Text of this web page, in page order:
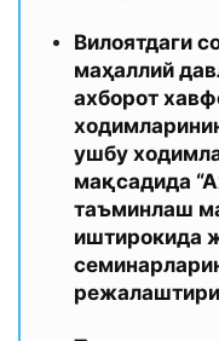
Вилоятдаги
маҳаллий
ахборот
ушбу
мақсадида
таъминлаш
иштирокида